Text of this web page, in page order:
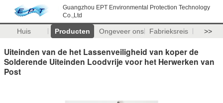
Guangzhou EPT Environmental Protection Technology
Co.,Ltd
Huis Producten Ongeveer ons Fabrieksreis >>
Uiteinden van de het Lassenveiligheid van koper de
Solderende Uiteinden Loodvrije voor het Herwerken van
Post